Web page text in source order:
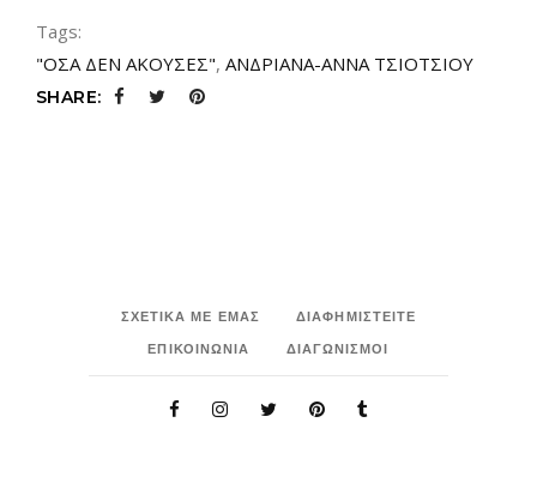
Tags:
"ΟΣΑ ΔΕΝ ΑΚΟΥΣΕΣ", ΑΝΔΡΙΑΝΑ-ΑΝΝΑ ΤΣΙΟΤΣΙΟΥ
SHARE:
ΣΧΕΤΙΚΑ ΜΕ ΕΜΑΣ
ΔΙΑΦΗΜΙΣΤΕΙΤΕ
ΕΠΙΚΟΙΝΩΝΙΑ
ΔΙΑΓΩΝΙΣΜΟΙ